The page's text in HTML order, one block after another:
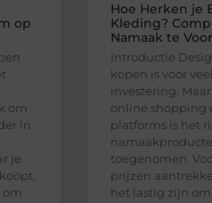
op
om
in
je
om
Hoe Herken je
Kleding?
Namaak te
Introductie
kopen is voor
investering.
online shopping
platforms is het
toegenomen.
prijzen
het lastig zijn